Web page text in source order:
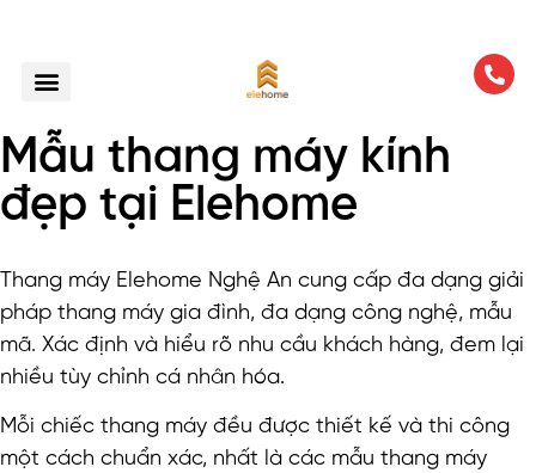
Mẫu thang máy kính
đẹp tại Elehome
Thang máy Elehome Nghệ An cung cấp đa dạng giải
pháp thang máy gia đình, đa dạng công nghệ, mẫu
mã. Xác định và hiểu rõ nhu cầu khách hàng, đem lại
nhiều tùy chỉnh cá nhân hóa.
Mỗi chiếc thang máy đều được thiết kế và thi công
một cách chuẩn xác, nhất là các mẫu thang máy